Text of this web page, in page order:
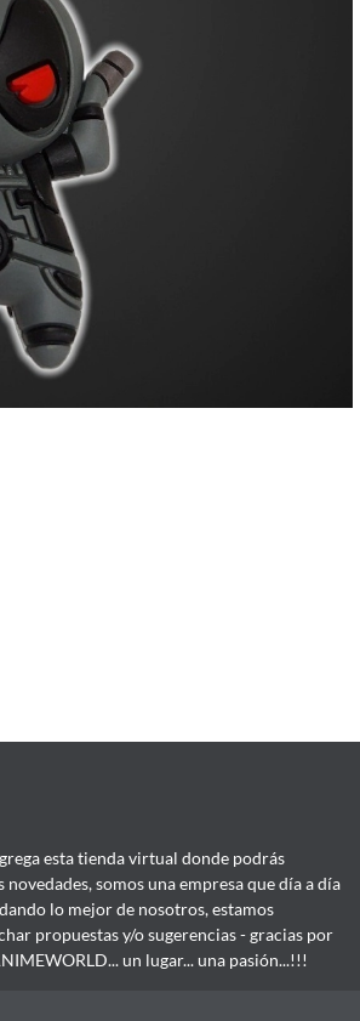
esta tienda virtual donde podrás
somos una empresa que día a día
lo mejor de nosotros, estamos
propuestas y/o sugerencias - gracias por
un lugar... una pasión...!!!